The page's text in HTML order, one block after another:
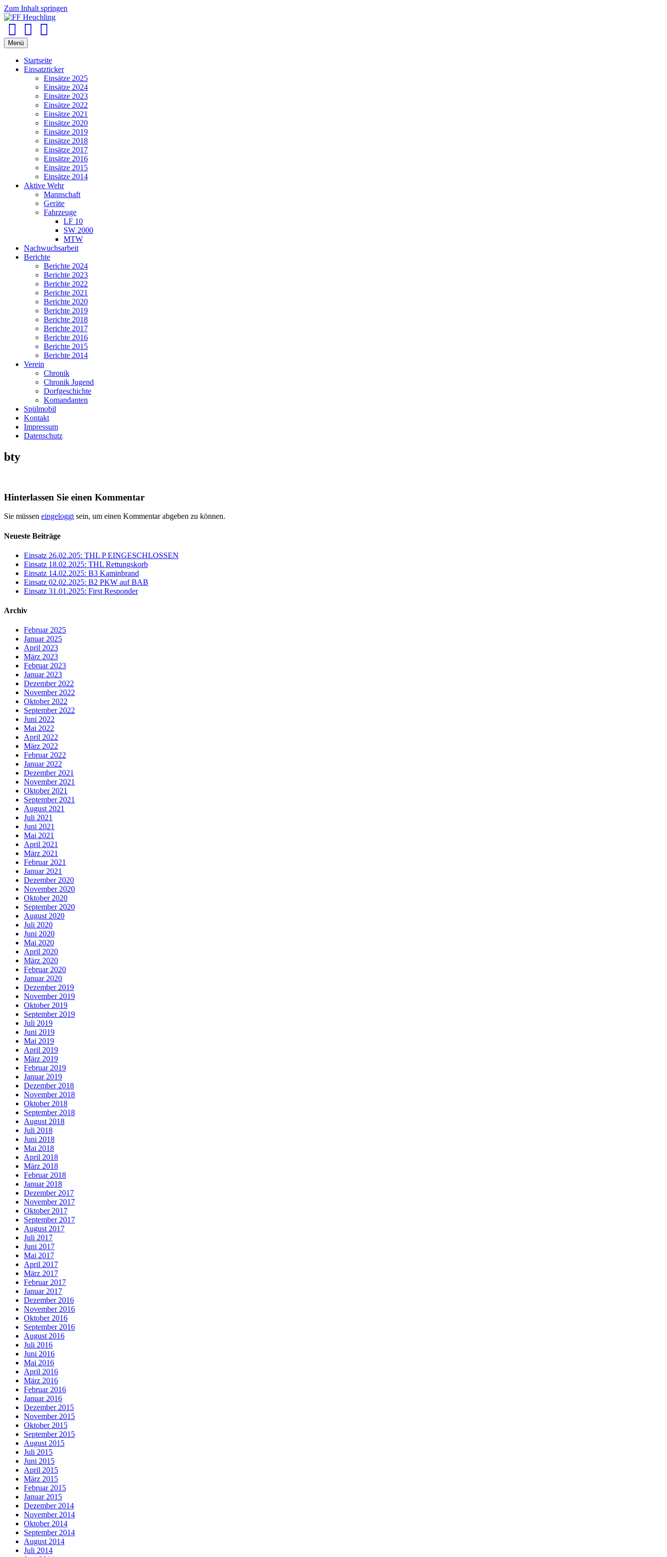
Zum Inhalt springen
Menü
Startseite
Einsatzticker
Einsätze 2025
Einsätze 2024
Einsätze 2023
Einsätze 2022
Einsätze 2021
Einsätze 2020
Einsätze 2019
Einsätze 2018
Einsätze 2017
Einsätze 2016
Einsätze 2015
Einsätze 2014
Aktive Wehr
Mannschaft
Geräte
Fahrzeuge
LF 10
SW 2000
MTW
Nachwuchsarbeit
Berichte
Berichte 2024
Berichte 2023
Berichte 2022
Berichte 2021
Berichte 2020
Berichte 2019
Berichte 2018
Berichte 2017
Berichte 2016
Berichte 2015
Berichte 2014
Verein
Chronik
Chronik Jugend
Dorfgeschichte
Komandanten
Spülmobil
Kontakt
Impressum
Datenschutz
bty
Hinterlassen Sie einen Kommentar
Sie müssen eingeloggt sein, um einen Kommentar abgeben zu können.
Neueste Beiträge
Einsatz 26.02.205: THL P EINGESCHLOSSEN
Einsatz 18.02.2025: THL Rettungskorb
Einsatz 14.02.2025: B3 Kaminbrand
Einsatz 02.02.2025: B2 PKW auf BAB
Einsatz 31.01.2025: First Responder
Archiv
Februar 2025
Januar 2025
April 2023
März 2023
Februar 2023
Januar 2023
Dezember 2022
November 2022
Oktober 2022
September 2022
Juni 2022
Mai 2022
April 2022
März 2022
Februar 2022
Januar 2022
Dezember 2021
November 2021
Oktober 2021
September 2021
August 2021
Juli 2021
Juni 2021
Mai 2021
April 2021
März 2021
Februar 2021
Januar 2021
Dezember 2020
November 2020
Oktober 2020
September 2020
August 2020
Juli 2020
Juni 2020
Mai 2020
April 2020
März 2020
Februar 2020
Januar 2020
Dezember 2019
November 2019
Oktober 2019
September 2019
Juli 2019
Juni 2019
Mai 2019
April 2019
März 2019
Februar 2019
Januar 2019
Dezember 2018
November 2018
Oktober 2018
September 2018
August 2018
Juli 2018
Juni 2018
Mai 2018
April 2018
März 2018
Februar 2018
Januar 2018
Dezember 2017
November 2017
Oktober 2017
September 2017
August 2017
Juli 2017
Juni 2017
Mai 2017
April 2017
März 2017
Februar 2017
Januar 2017
Dezember 2016
November 2016
Oktober 2016
September 2016
August 2016
Juli 2016
Juni 2016
Mai 2016
April 2016
März 2016
Februar 2016
Januar 2016
Dezember 2015
November 2015
Oktober 2015
September 2015
August 2015
Juli 2015
Juni 2015
April 2015
März 2015
Februar 2015
Januar 2015
Dezember 2014
November 2014
Oktober 2014
September 2014
August 2014
Juli 2014